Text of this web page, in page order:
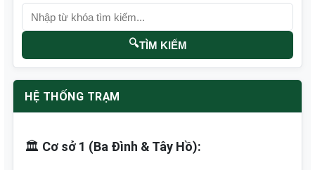
🔍TÌM KIẾM
HỆ THỐNG TRẠM
🏛️ Cơ sở 1 (Ba Đình & Tây Hồ):